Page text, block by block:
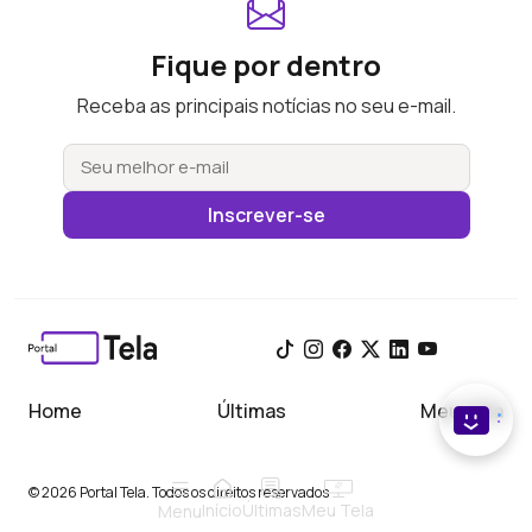
MenuInícioÚltimasMeu Tela
Fique por dentro
Receba as principais notícias no seu e-mail.
Inscrever-se
Home Últimas Meu Tela
© 2026 Portal Tela. Todos os direitos reservados